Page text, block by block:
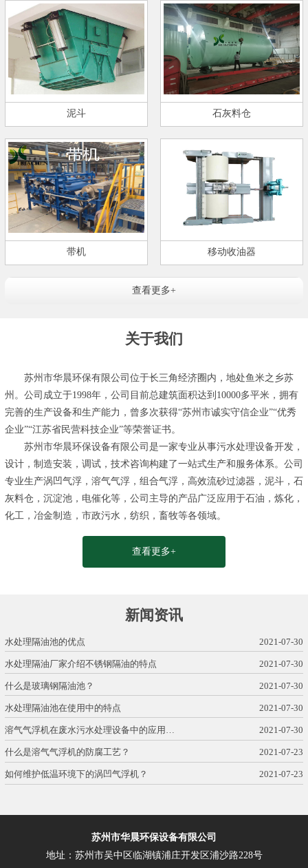
泥斗 石灰料仓
带机 移动收油器
查看更多+
关于我们
苏州市华晨环保有限公司位于长三角经济圈内，地处鱼米之乡苏
州。公司成立于1998年，公司目前总建筑面积达到10000多平米，拥有
完善的生产设备和生产能力，曾多次获得“苏州市诚实守信企业”“优秀
企业”“江苏省民营科技企业”等荣誉证书。
苏州市华晨环保设备有限公司是一家专业从事污水处理设备开发，
设计，制造安装，调试，技术咨询构建了一站式生产和服务体系。公司
专业生产涡凹气浮，溶气气浮，组合气浮，高效流砂过滤器，泥斗，石
灰料仓，沉淀池，电催化等，公司主导的产品广泛应用于石油，炼化，
化工，冶金制造，市政污水，纺织，畜牧等各领域。
查看更多+
新闻资讯
水处理隔油池的优点 2021-07-30
水处理隔油厂家介绍不锈钢隔油的特点 2021-07-30
什么是玻璃钢隔油池？ 2021-07-30
水处理隔油池在使用中的特点 2021-07-30
溶气气浮机在废水污水处理设备中的应用… 2021-07-30
什么是溶气气浮机的防腐工艺？ 2021-07-23
如何维护低温环境下的涡凹气浮机？ 2021-07-23
苏州市华晨环保设备有限公司
地址：苏州市吴中区临湖镇浦庄开发区浦沙路228号